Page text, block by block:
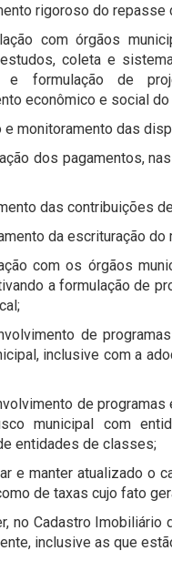
rigoroso do repasse
com órgãos
coleta e
e formulação de
econômico e social do
e monitoramento das
dos pagamentos,
das contribuições
da escrituração
com os órgãos
a formulação de
de
inclusive com a
de
municipal com
entidades de classes;
e manter atualizado o
de taxas cujo fato
no Cadastro
inclusive as que